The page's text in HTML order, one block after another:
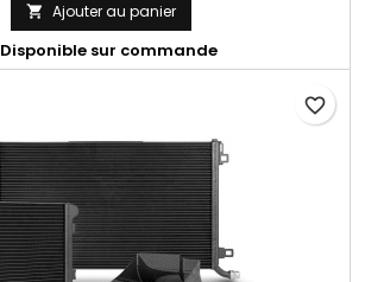
 Ajouter au panier
Disponible sur commande
favorite_border